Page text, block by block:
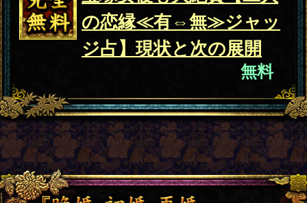
片想い
K.O.寸前の恋。選ばれる
のは“私⇔他の異性？”相
手の今/次展開/決着
2026年8月5日追加